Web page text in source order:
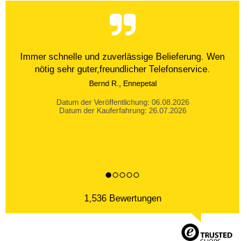
Der Versand ist immer innerhalb von 24 Stunden
abgewickelt. Grossartig. Ich liebe die 1kg
Alubeutel.
Datum der Veröffentlichung: 06.08.2026
Datum der Kauferfahrung: 27.07.2026
1,536 Bewertungen